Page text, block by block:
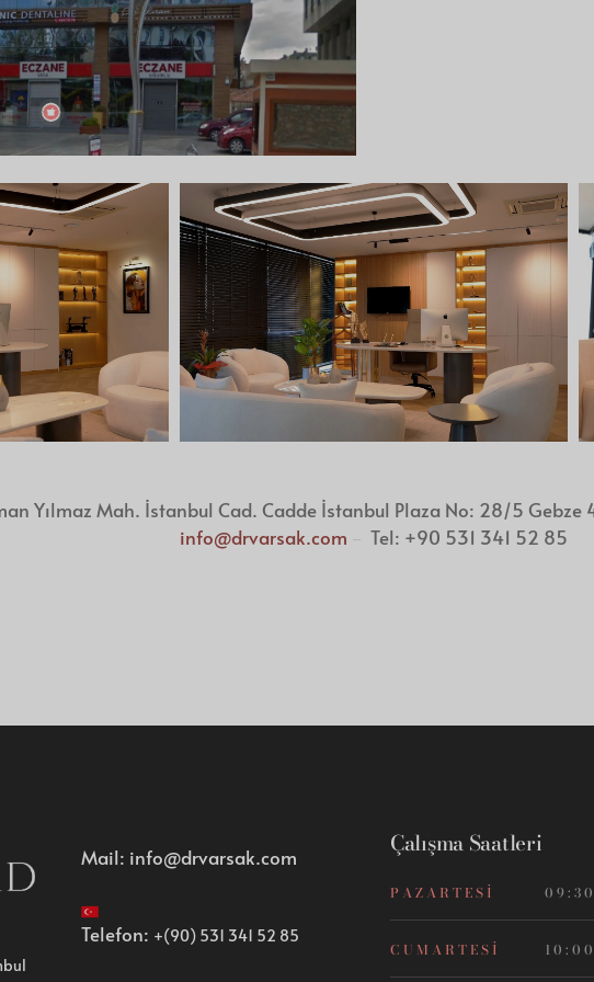
Yılmaz Mah. İstanbul Cad. Cadde İstanbul Plaza No: 28/5 Gebze
info@drvarsak.com – Tel: +90 531 341 52 85
Mail: info@drvarsak.com
Telefon: +(90) 531 341 52 85
Çalışma Saatleri
PAZARTESI
CUMARTESI